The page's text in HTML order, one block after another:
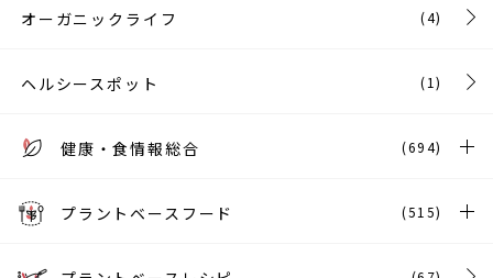
オーガニックライフ (4)
ヘルシースポット (1)
健康・食情報総合 (694)
プラントベースフード (515)